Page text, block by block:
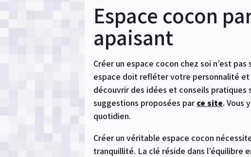
Espace cocon
apaisant
Créer un espace cocon chez soi n’est
espace doit refléter votre personnalité
découvrir des idées et conseils
suggestions proposées parce site. Vous
quotidien.
Créer un véritable espace cocon
tranquillité. La clé réside dans